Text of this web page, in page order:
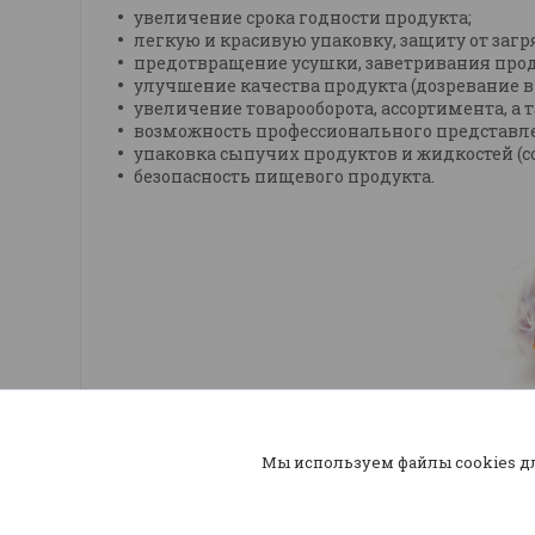
увеличение срока годности продукта;
легкую и красивую упаковку, защиту от
предотвращение усушки, заветривания
улучшение качества продукта (дозревание
увеличение товарооборота, ассортимента,
возможность профессионального
упаковка сыпучих продуктов и жидкостей
безопасность пищевого продукта.
Мы используем файлы cookies